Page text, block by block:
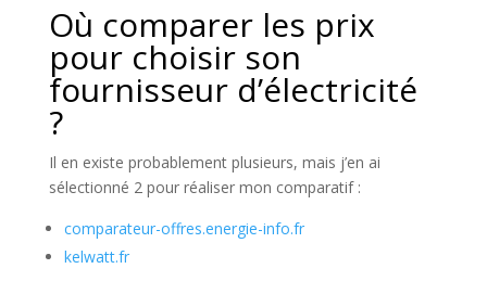
Où comparer les prix
pour choisir son
fournisseur d’électricité
?
Il en existe probablement plusieurs, mais j’en ai
sélectionné 2 pour réaliser mon comparatif :
comparateur-offres.energie-info.fr
kelwatt.fr